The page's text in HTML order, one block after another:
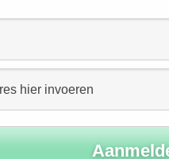
vrij. En formules die
friendly. Minstens
En natuurlijk zonder